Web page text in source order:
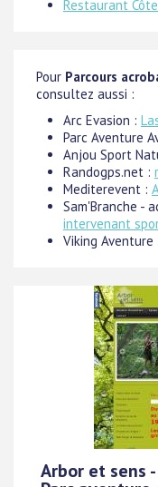
Restaurant
Pour Parcours
consultez aussi :
Arc Evasion :
Parc Aventure
Anjou Sport
Randogps.net :
Mediterevent :
Sam'Branche -
intervenant
Viking Aventure
Arbor et sens